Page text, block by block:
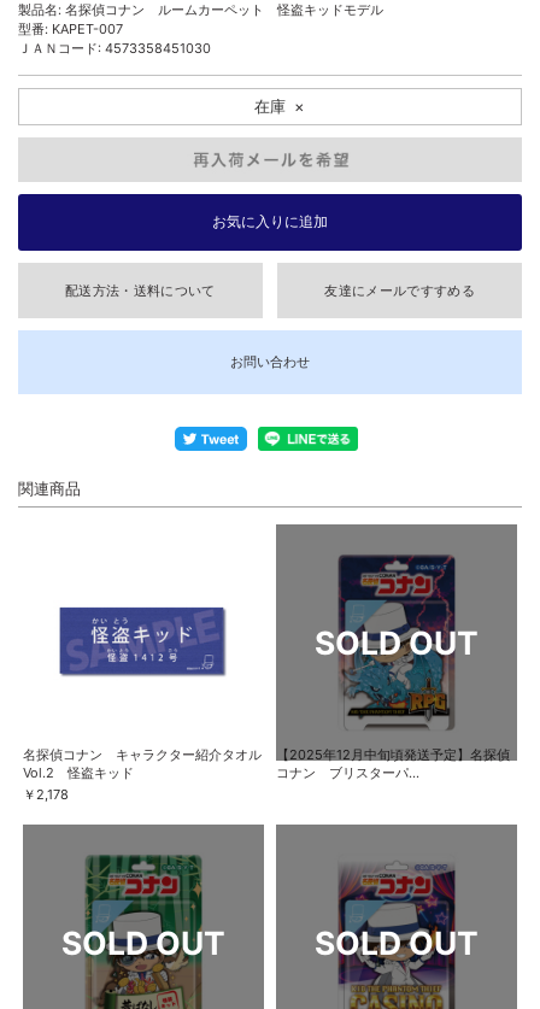
製品名: 名探偵コナン ルームカーペット 怪盗キッドモデル
型番: KAPET-007
ＪＡＮコード: 4573358451030
在庫 ×
配送方法・送料について 友達にメールですすめる
お問い合わせ
関連商品
名探偵コナン キャラクター紹介タオル
Vol.2 怪盗キッド
￥2,178
【2025年12月中旬頃発送予定】名探偵
コナン ブリスターパ...